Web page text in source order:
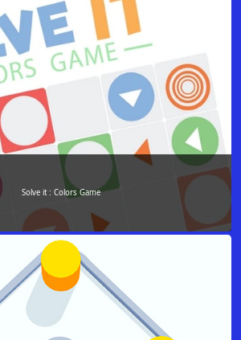
Solve it : Colors Game